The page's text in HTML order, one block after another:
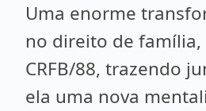
Uma enorme
no direito de família,
CRFB/88, trazendo
ela uma nova